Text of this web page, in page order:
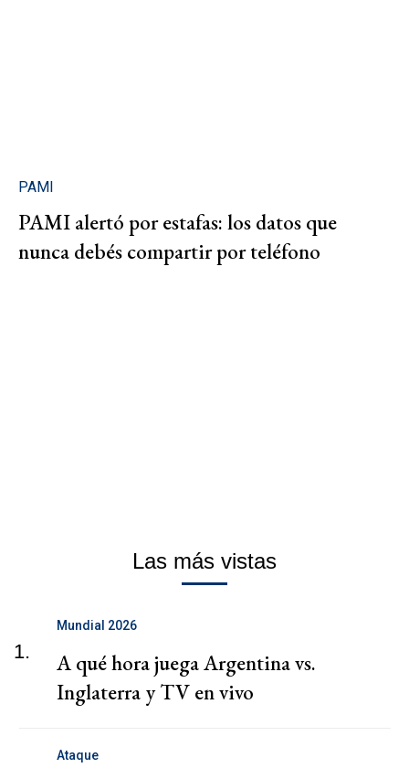
PAMI
PAMI alertó por estafas: los datos que
nunca debés compartir por teléfono
Las más vistas
1.
Mundial 2026
A qué hora juega Argentina vs.
Inglaterra y TV en vivo
Ataque